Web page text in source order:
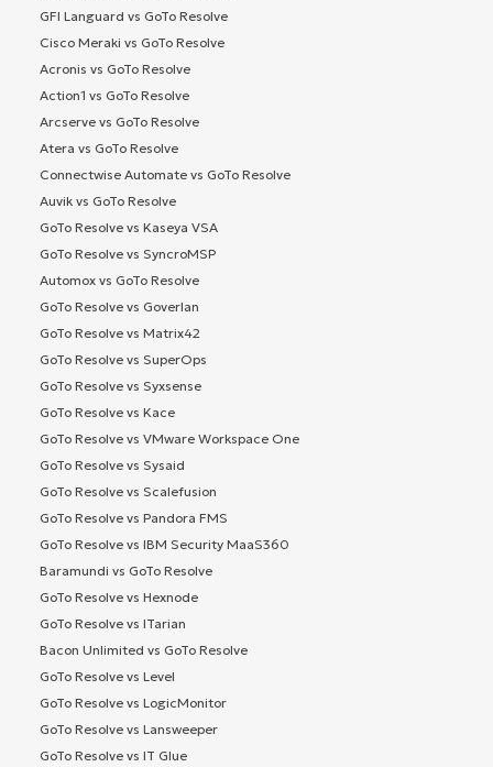
GFI Languard vs GoTo Resolve
Cisco Meraki vs GoTo Resolve
Acronis vs GoTo Resolve
Action1 vs GoTo Resolve
Arcserve vs GoTo Resolve
Atera vs GoTo Resolve
Connectwise Automate vs GoTo Resolve
Auvik vs GoTo Resolve
GoTo Resolve vs Kaseya VSA
GoTo Resolve vs SyncroMSP
Automox vs GoTo Resolve
GoTo Resolve vs Goverlan
GoTo Resolve vs Matrix42
GoTo Resolve vs SuperOps
GoTo Resolve vs Syxsense
GoTo Resolve vs Kace
GoTo Resolve vs VMware Workspace One
GoTo Resolve vs Sysaid
GoTo Resolve vs Scalefusion
GoTo Resolve vs Pandora FMS
GoTo Resolve vs IBM Security MaaS360
Baramundi vs GoTo Resolve
GoTo Resolve vs Hexnode
GoTo Resolve vs ITarian
Bacon Unlimited vs GoTo Resolve
GoTo Resolve vs Level
GoTo Resolve vs LogicMonitor
GoTo Resolve vs Lansweeper
GoTo Resolve vs IT Glue